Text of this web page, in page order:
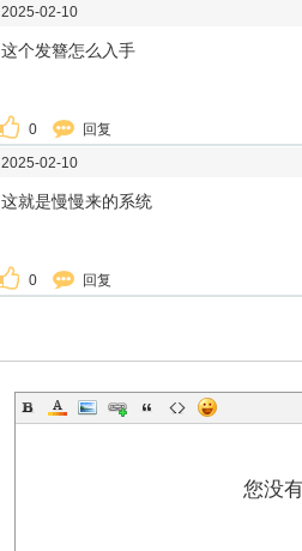
2025-02-10
这个发簪怎么入手
0 回复
2025-02-10
这就是慢慢来的系统
0 回复